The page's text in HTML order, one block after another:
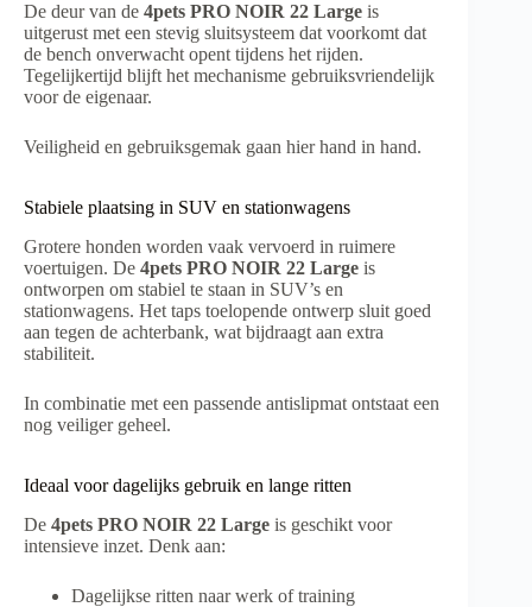
De deur van de 4pets PRO NOIR 22 Large is
uitgerust met een stevig sluitsysteem dat voorkomt dat
de bench onverwacht opent tijdens het rijden.
Tegelijkertijd blijft het mechanisme gebruiksvriendelijk
voor de eigenaar.
Veiligheid en gebruiksgemak gaan hier hand in hand.
Stabiele plaatsing in SUV en stationwagens
Grotere honden worden vaak vervoerd in ruimere
voertuigen. De 4pets PRO NOIR 22 Large is
ontworpen om stabiel te staan in SUV’s en
stationwagens. Het taps toelopende ontwerp sluit goed
aan tegen de achterbank, wat bijdraagt aan extra
stabiliteit.
In combinatie met een passende antislipmat ontstaat een
nog veiliger geheel.
Ideaal voor dagelijks gebruik en lange ritten
De 4pets PRO NOIR 22 Large is geschikt voor
intensieve inzet. Denk aan:
Dagelijkse ritten naar werk of training